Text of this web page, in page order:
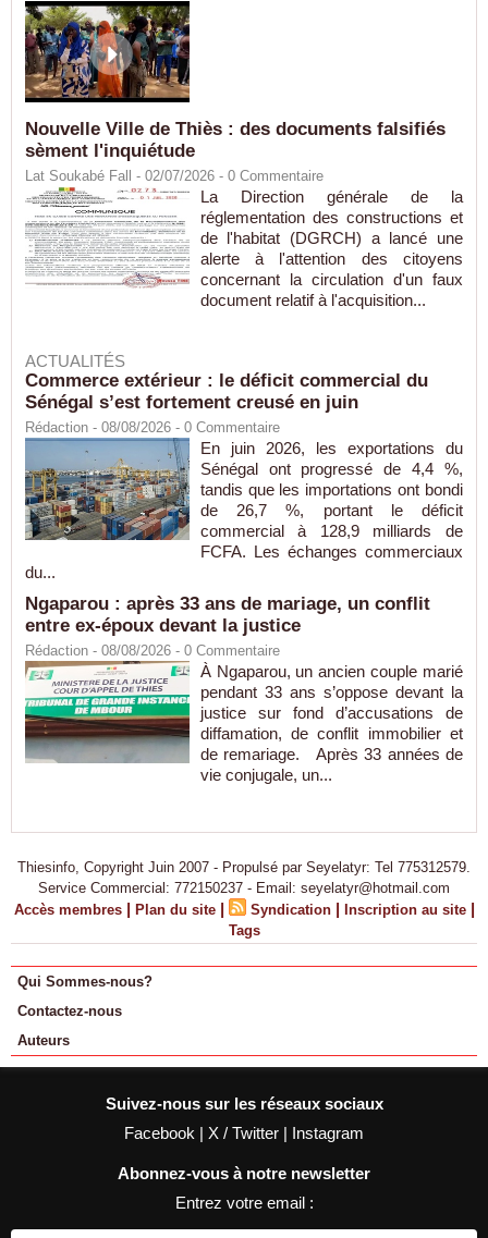
Nouvelle Ville de Thiès : des documents falsifiés
sèment l'inquiétude
Lat Soukabé Fall - 02/07/2026 - 0 Commentaire
La Direction générale de la
réglementation des constructions et
de l'habitat (DGRCH) a lancé une
alerte à l'attention des citoyens
concernant la circulation d'un faux
document relatif à l'acquisition...
ACTUALITÉS
Commerce extérieur : le déficit commercial du
Sénégal s’est fortement creusé en juin
Rédaction - 08/08/2026 - 0 Commentaire
En juin 2026, les exportations du
Sénégal ont progressé de 4,4 %,
tandis que les importations ont bondi
de 26,7 %, portant le déficit
commercial à 128,9 milliards de
FCFA. Les échanges commerciaux
du...
Ngaparou : après 33 ans de mariage, un conflit
entre ex-époux devant la justice
Rédaction - 08/08/2026 - 0 Commentaire
À Ngaparou, un ancien couple marié
pendant 33 ans s’oppose devant la
justice sur fond d’accusations de
diffamation, de conflit immobilier et
de remariage. Après 33 années de
vie conjugale, un...
Thiesinfo, Copyright Juin 2007 - Propulsé par Seyelatyr: Tel 775312579.
Service Commercial: 772150237 - Email: seyelatyr@hotmail.com
Accès membres | Plan du site | Syndication | Inscription au site |
Tags
Qui Sommes-nous?
Contactez-nous
Auteurs
Suivez-nous sur les réseaux sociaux
Facebook | X / Twitter | Instagram
Abonnez-vous à notre newsletter
Entrez votre email :